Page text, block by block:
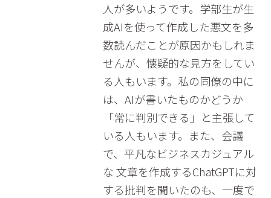
人が多いようです。学部生が生
成AIを使って作成した悪文を多
数読んだことが原因かもしれま
せんが、懐疑的な見方をしてい
る人もいます。私の同僚の中に
は、AIが書いたものかどうか
「常に判別できる」と主張して
いる人もいます。また、会議
で、平凡なビジネスカジュアル
な 文章を作成するChatGPTに対
する批判を聞いたのも、一度で